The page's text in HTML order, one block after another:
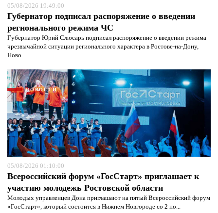
05/08/2026 19:49:00
Губернатор подписал распоряжение о введении
регионального режима ЧС
Губернатор Юрий Слюсарь подписал распоряжение о введении режима
чрезвычайной ситуации регионального характера в Ростове-на-Дону,
Ново...
НОВОСТИ
05/08/2026 01:10:00
Всероссийский форум «ГосСтарт» приглашает к
участию молодежь Ростовской области
Молодых управленцев Дона приглашают на пятый Всероссийский форум
«ГосСтарт», который состоится в Нижнем Новгороде со 2 по...
Я согласен сполитикой конфиденциальности и
защиты информации*
Я согласен сполитикой конфиденциальности и
защиты информации*